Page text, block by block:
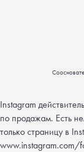
Instagram
по продажам. Есть
только страницу в
www.instagram.com/